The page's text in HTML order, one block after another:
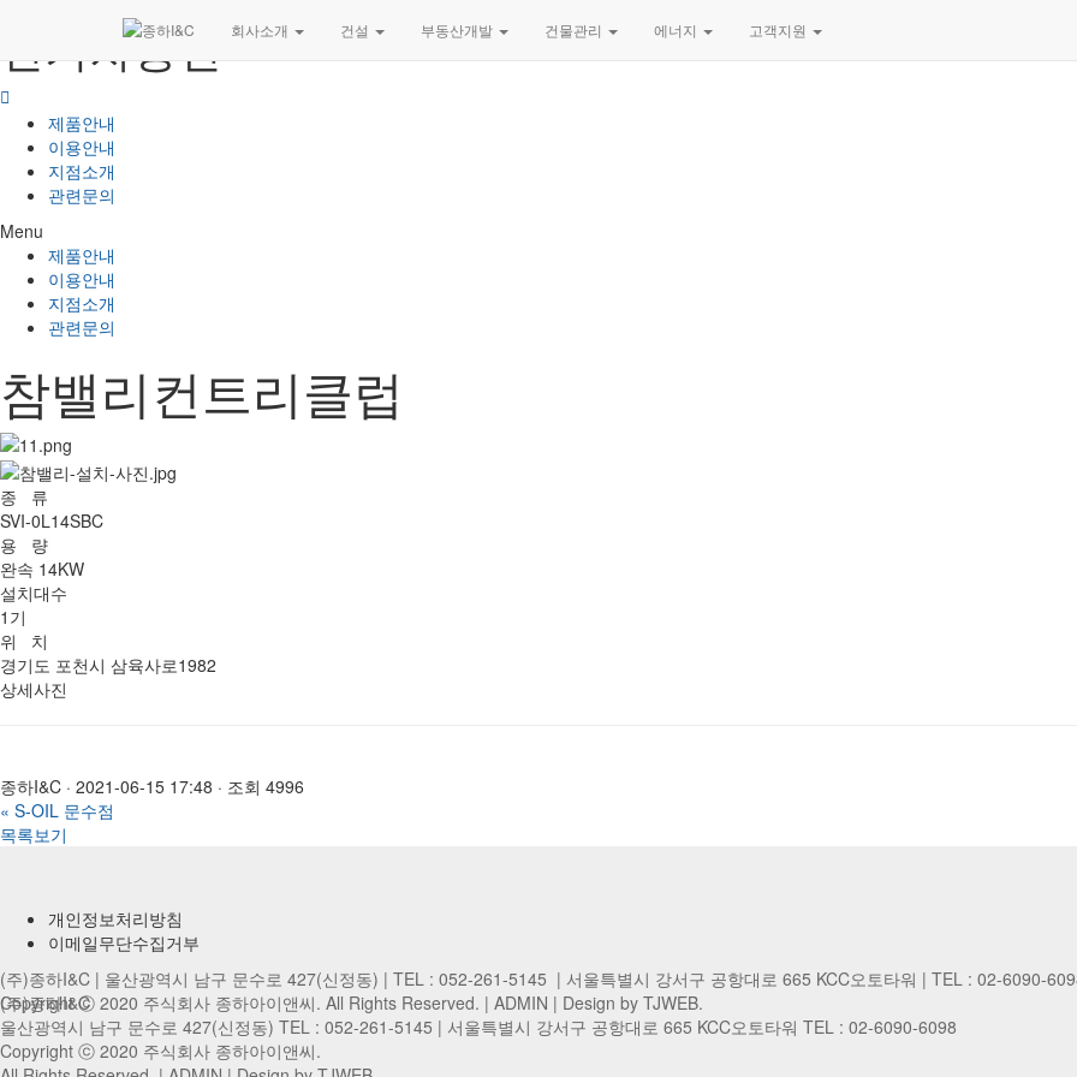
회사소개 건설 부동산개발 건물관리 에너지 고객지원
전기차충전
제품안내
이용안내
지점소개
관련문의
Menu
제품안내
이용안내
지점소개
관련문의
참밸리컨트리클럽
종 류
SVI-0L14SBC
용 량
완속 14KW
설치대수
1기
위 치
경기도 포천시 삼육사로1982
상세사진
종하I&C · 2021-06-15 17:48 · 조회 4996
« S-OIL 문수점
목록보기
개인정보처리방침
이메일무단수집거부
(주)종하I&C | 울산광역시 남구 문수로 427(신정동) | TEL : 052-261-5145 | 서울특별시 강서구 공항대로 665 KCC오토타워 | TEL : 02-6090-
Copyright ⓒ 2020 주식회사 종하아이앤씨. All Rights Reserved. | ADMIN | Design by TJWEB.
(주)종하I&C
울산광역시 남구 문수로 427(신정동) TEL : 052-261-5145 | 서울특별시 강서구 공항대로 665 KCC오토타워 TEL : 02-6090-6098
Copyright ⓒ 2020 주식회사 종하아이앤씨.